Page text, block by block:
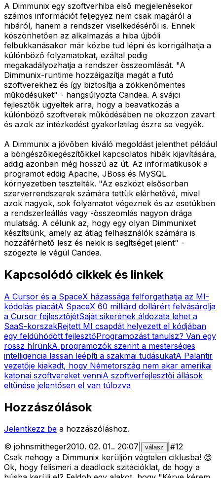
A Dimmunix egy szoftverhiba első megjelenésekor
számos információt feljegyez nem csak magáról a
hibáról, hanem a rendszer viselkedéséről is. Ennek
köszönhetően az alkalmazás a hiba újbóli
felbukkanásakor már közbe tud lépni és korrigálhatja a
különböző folyamatokat, ezáltal pedig
megakadályozhatja a rendszer összeomlását. "A
Dimmunix-runtime hozzáigazítja magát a futó
szoftverekhez és így biztosítja a zökkenőmentes
működésüket" - hangsúlyozta Candea. A svájci
fejlesztők ügyeltek arra, hogy a beavatkozás a
különböző szoftverek működésében ne okozzon zavart
és azok az intézkedést gyakorlatilag észre se vegyék.
A Dimmunix a jövőben kiváló megoldást jelenthet például
a böngészőkiegészítőkkel kapcsolatos hibák kijavítására,
addig azonban még hosszú az út. Az informatikusok a
programot eddig Apache, JBoss és MySQL
környezetben tesztelték. "Az eszközt elsősorban
szerverrendszerek számára tettük elérhetővé, mivel
azok nagyok, sok folyamatot végeznek és az esetükben
a rendszerleállás vagy -összeomlás nagyon drága
mulatság. A célunk az, hogy egy olyan Dimmunixet
készítsünk, amely az átlag felhasználók számára is
hozzáférhető lesz és nekik is segítséget jelent" -
szögezte le végül Candea.
Kapcsolódó cikkek és linkek
A Cursor és a SpaceX házassága felforgathatja az MI-
kódolás piacátA SpaceX 60 milliárd dollárért felvásárolja
a Cursor fejlesztőjétSaját sikerének áldozata lehet a
SaaS-korszakRejtett MI csapdát helyezett el kódjában
egy feldühödött fejlesztőProgramozást tanulsz? Van egy
rossz hírünkA programozók szerint a mesterséges
intelligencia lassan leépíti a szakmai tudásukatA Palantir
vezetője kiakadt, hogy Németország nem akar amerikai
katonai szoftvereket venniA szoftverfejlesztői állások
eltűnése jelentősen el van túlozva
Hozzászólások
Jelentkezz be a hozzászóláshoz.
© johnsmitheger2010. 02. 01.. 20:07 válasz #12
Csak nehogy a Dimmunix kerüljön végtelen ciklusba! 😊
Ok, hogy felismeri a deadlock szitációklat, de hogy a